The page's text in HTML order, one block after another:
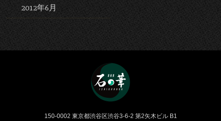
2012年6月
150-0002 東京都渋谷区渋谷3-6-2 第2矢木ビル B1